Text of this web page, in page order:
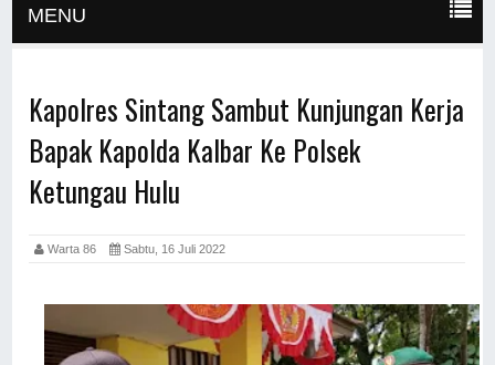
MENU
Kapolres Sintang Sambut Kunjungan Kerja
Bapak Kapolda Kalbar Ke Polsek
Ketungau Hulu
Warta 86 Sabtu, 16 Juli 2022